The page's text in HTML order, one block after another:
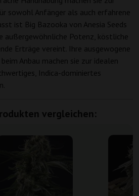
sowohl Anfänger als auch erfahrene
ist Big Bazooka von Anesia Seeds
außergewöhnliche Potenz, köstliche
Erträge vereint. Ihre ausgewogene
Anbau machen sie zur idealen
Indica-dominiertes
vergleichen: